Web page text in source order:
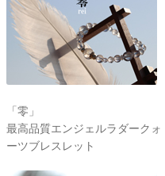
「零」
最高品質エンジェルラダークォ
ーツブレスレット